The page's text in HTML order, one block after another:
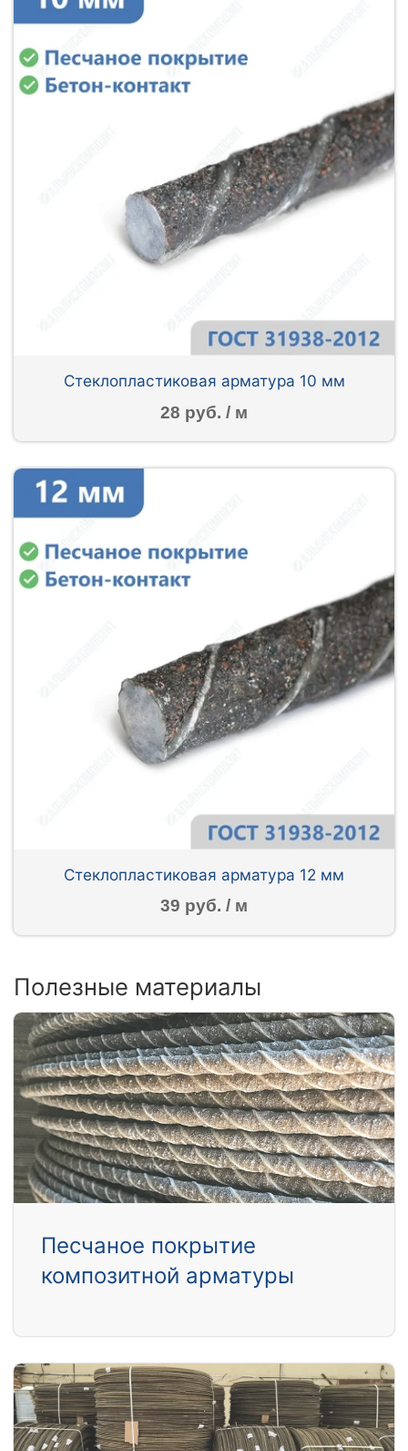
Стеклопластиковая арматура 10 мм
28 руб. / м
Стеклопластиковая арматура 12 мм
39 руб. / м
Полезные материалы
Песчаное покрытие
композитной арматуры